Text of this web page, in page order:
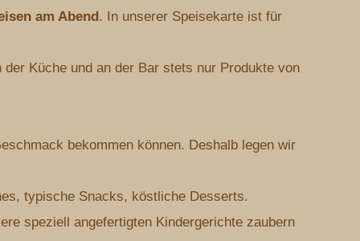
am Abend . In unserer Speisekarte ist für
Küche und an der Bar stets nur Produkte von
bekommen können. Deshalb legen wir
typische Snacks, köstliche Desserts.
speziell angefertigten Kindergerichte zaubern